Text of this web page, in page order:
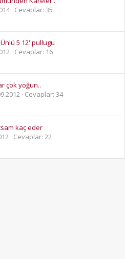
Cevaplar: 35
5 12' pullugu
Cevaplar: 16
çok yoğun..
Cevaplar: 34
kaç eder
Cevaplar: 22